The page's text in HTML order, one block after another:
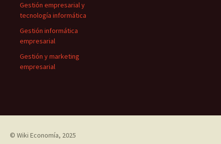
Gestión empresarial y
tecnología informática
Gestión informática
empresarial
Gestión y marketing
empresarial
© Wiki Economía, 2025